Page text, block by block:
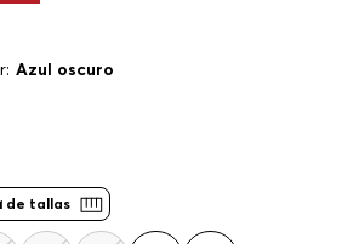
Azul oscuro
de tallas